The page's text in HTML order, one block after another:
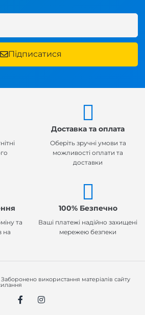
Підписатися
Доставка та оплата
Оберіть зручні умови та
можливості оплати та
доставки
та
на
100% Безпечно
Ваші платежі надійно захищені
мережею безпеки
використання матеріалів сайту